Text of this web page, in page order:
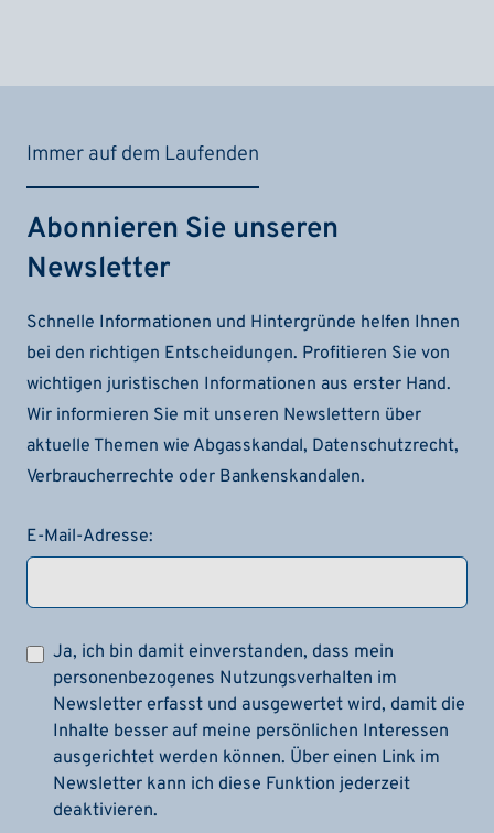
Immer auf dem Laufenden
Abonnieren Sie unseren
Newsletter
Schnelle Informationen und Hintergründe helfen Ihnen
bei den richtigen Entscheidungen. Profitieren Sie von
wichtigen juristischen Informationen aus erster Hand.
Wir informieren Sie mit unseren Newslettern über
aktuelle Themen wie Abgasskandal, Datenschutzrecht,
Verbraucherrechte oder Bankenskandalen.
E-Mail-Adresse:
Ja, ich bin damit einverstanden, dass mein
personenbezogenes Nutzungsverhalten im
Newsletter erfasst und ausgewertet wird, damit die
Inhalte besser auf meine persönlichen Interessen
ausgerichtet werden können. Über einen Link im
Newsletter kann ich diese Funktion jederzeit
deaktivieren.